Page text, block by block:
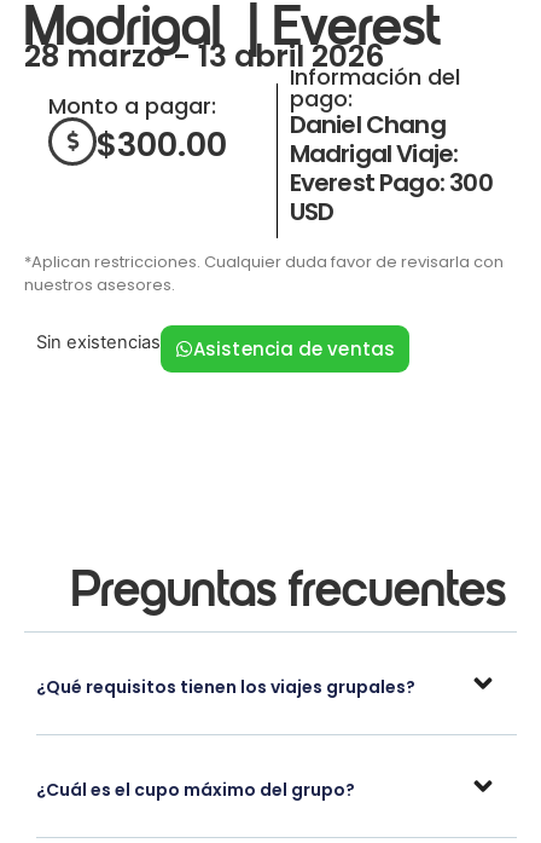
Madrigal | Everest
28 marzo - 13 abril 2026
Monto a pagar:
$300.00
Información del
pago:
Daniel Chang
Madrigal Viaje:
Everest Pago: 300
USD
*Aplican restricciones. Cualquier duda favor de revisarla con
nuestros asesores.
Sin existencias Asistencia de ventas
Preguntas frecuentes
¿Qué requisitos tienen los viajes grupales?
¿Cuál es el cupo máximo del grupo?